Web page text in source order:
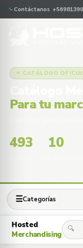
Contáctanos
✦ CATÁLOGO
Para tu
493 10
☰Categorías
Hosted
Merchandising
🔍